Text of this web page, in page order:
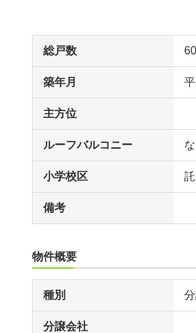
総戸数
築年月
主方位
ルーフバルコニー
小学校区
備考
物件概要
種別
分譲会社